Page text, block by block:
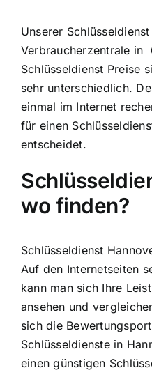
Unserer
Verbraucherzentrale in
Schlüsseldienst Preise
sehr unterschiedlich.
einmal im Internet
für einen
entscheidet.
wo finden?
Schlüsseldienst
Auf den Internetseiten
kann man sich Ihre
ansehen und
sich die
Schlüsseldienste in
einen günstigen